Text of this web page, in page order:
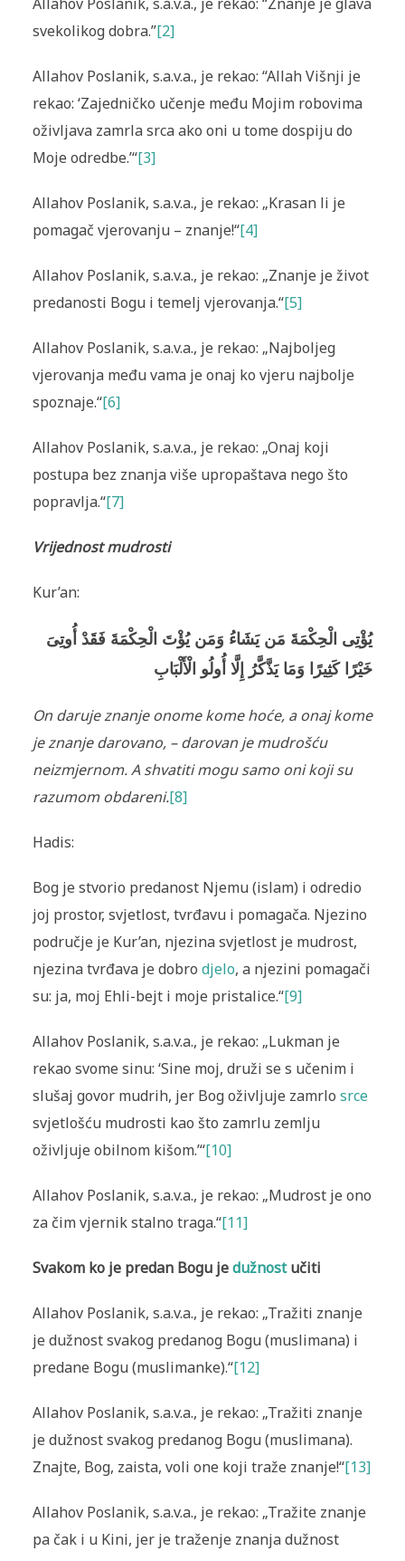
svekolikog dobra.”[2]
Allahov Poslanik, s.a.v.a., je rekao: “Allah Višnji je
rekao: ‘Zajedničko učenje među Mojim robovima
oživljava zamrla srca ako oni u tome dospiju do
Moje odredbe.’“[3]
Allahov Poslanik, s.a.v.a., je rekao: „Krasan li je
pomagač vjerovanju – znanje!“[4]
Allahov Poslanik, s.a.v.a., je rekao: „Znanje je život
predanosti Bogu i temelj vjerovanja.“[5]
Allahov Poslanik, s.a.v.a., je rekao: „Najboljeg
vjerovanja među vama je onaj ko vjeru najbolje
spoznaje.“[6]
Allahov Poslanik, s.a.v.a., je rekao: „Onaj koji
postupa bez znanja više upropaštava nego što
popravlja.“[7]
Vrijednost mudrosti
Kur’an:
يُؤْتِى الْحِكْمَةَ مَن يَشَاءُ وَمَن يُؤْتَ الْحِكْمَةَ فَقَدْ أُوتِىَ
خَيْرً‌ا كَثِيرً‌ا وَمَا يَذَّكَّرُ‌ إِلَّا أُولُو الْأَلْبَابِ
On daruje znanje onome kome hoće, a onaj kome
je znanje darovano, – darovan je mudrošću
neizmjernom. A shvatiti mogu samo oni koji su
razumom obdareni.[8]
Hadis:
Bog je stvorio predanost Njemu (islam) i odredio
joj prostor, svjetlost, tvrđavu i pomagača. Njezino
područje je Kur’an, njezina svjetlost je mudrost,
njezina tvrđava je dobro djelo, a njezini pomagači
su: ja, moj Ehli-bejt i moje pristalice.“[9]
Allahov Poslanik, s.a.v.a., je rekao: „Lukman je
rekao svome sinu: ‘Sine moj, druži se s učenim i
slušaj govor mudrih, jer Bog oživljuje zamrlo srce
svjetlošću mudrosti kao što zamrlu zemlju
oživljuje obilnom kišom.’“[10]
Allahov Poslanik, s.a.v.a., je rekao: „Mudrost je ono
za čim vjernik stalno traga.“[11]
Svakom ko je predan Bogu jedužnostučiti
Allahov Poslanik, s.a.v.a., je rekao: „Tražiti znanje
je dužnost svakog predanog Bogu (muslimana) i
predane Bogu (muslimanke).“[12]
Allahov Poslanik, s.a.v.a., je rekao: „Tražiti znanje
je dužnost svakog predanog Bogu (muslimana).
Znajte, Bog, zaista, voli one koji traže znanje!“[13]
Allahov Poslanik, s.a.v.a., je rekao: „Tražite znanje
pa čak i u Kini, jer je traženje znanja dužnost